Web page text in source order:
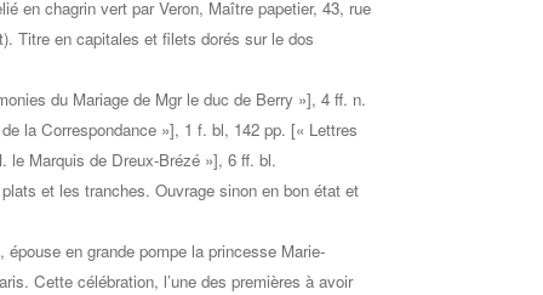
en chagrin vert par Veron, Maître papetier, 43, rue
Titre en capitales et filets dorés sur le dos
du Mariage de Mgr le duc de Berry »], 4 ff. n.
la Correspondance »], 1 f. bl, 142 pp. [« Lettres
Marquis de Dreux-Brézé »], 6 ff. bl.
et les tranches. Ouvrage sinon en bon état et
en grande pompe la princesse Marie-
Cette célébration, l’une des premières à avoir